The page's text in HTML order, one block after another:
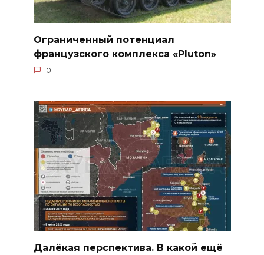
Ограниченный потенциал
французского комплекса «Pluton»
0
Далёкая перспектива. В какой ещё